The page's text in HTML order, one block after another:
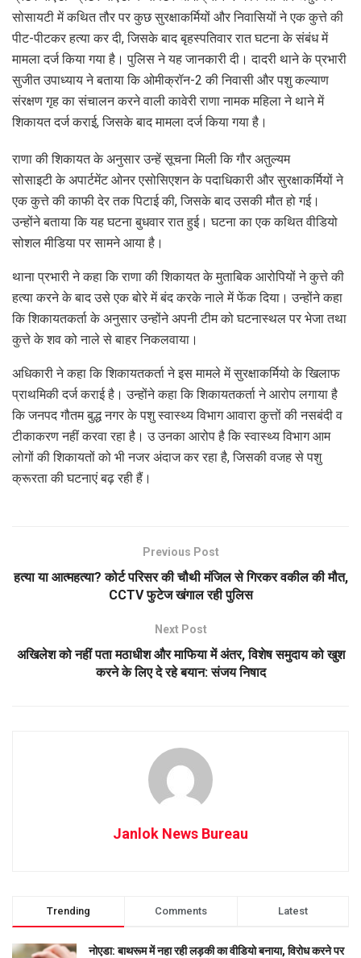
सोसायटी में कथित तौर पर कुछ सुरक्षाकर्मियों और निवासियों ने एक कुत्ते की
पीट-पीटकर हत्या कर दी, जिसके बाद बृहस्पतिवार रात घटना के संबंध में
मामला दर्ज किया गया है। पुलिस ने यह जानकारी दी। दादरी थाने के प्रभारी
सुजीत उपाध्याय ने बताया कि ओमीक्रॉन-2 की निवासी और पशु कल्याण
संरक्षण गृह का संचालन करने वाली कावेरी राणा नामक महिला ने थाने में
शिकायत दर्ज कराई, जिसके बाद मामला दर्ज किया गया है।
राणा की शिकायत के अनुसार उन्हें सूचना मिली कि गौर अतुल्यम
सोसाइटी के अपार्टमेंट ओनर एसोसिएशन के पदाधिकारी और सुरक्षाकर्मियों ने
एक कुत्ते की काफी देर तक पिटाई की, जिसके बाद उसकी मौत हो गई।
उन्होंने बताया कि यह घटना बुधवार रात हुई। घटना का एक कथित वीडियो
सोशल मीडिया पर सामने आया है।
थाना प्रभारी ने कहा कि राणा की शिकायत के मुताबिक आरोपियों ने कुत्ते की
हत्या करने के बाद उसे एक बोरे में बंद करके नाले में फेंक दिया। उन्होंने कहा
कि शिकायतकर्ता के अनुसार उन्होंने अपनी टीम को घटनास्थल पर भेजा तथा
कुत्ते के शव को नाले से बाहर निकलवाया।
अधिकारी ने कहा कि शिकायतकर्ता ने इस मामले में सुरक्षाकर्मियो के खिलाफ
प्राथमिकी दर्ज कराई है। उन्होंने कहा कि शिकायतकर्ता ने आरोप लगाया है
कि जनपद गौतम बुद्ध नगर के पशु स्वास्थ्य विभाग आवारा कुत्तों की नसबंदी व
टीकाकरण नहीं करवा रहा है। उ उनका आरोप है कि स्वास्थ्य विभाग आम
लोगों की शिकायतों को भी नजर अंदाज कर रहा है, जिसकी वजह से पशु
क्रूरता की घटनाएं बढ़ रही हैं।
Previous Post
हत्या या आत्महत्या? कोर्ट परिसर की चौथी मंजिल से गिरकर वकील की मौत,
CCTV फुटेज खंगाल रही पुलिस
Next Post
अखिलेश को नहीं पता मठाधीश और माफिया में अंतर, विशेष समुदाय को खुश
करने के लिए दे रहे बयान: संजय निषाद
Janlok News Bureau
Trending Comments Latest
नोएडा: बाथरूम में नहा रही लड़की का वीडियो बनाया, विरोध करने पर